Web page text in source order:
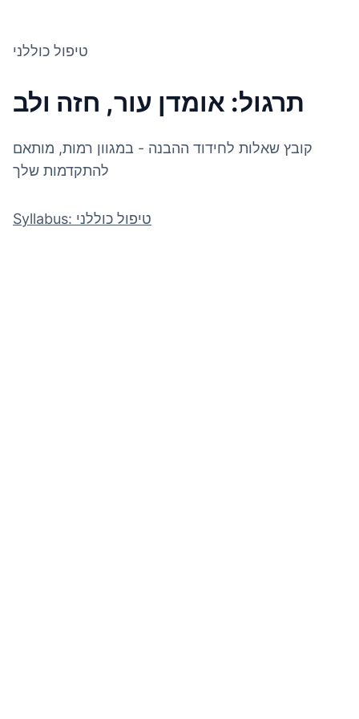
טיפול כוללני
תרגול: אומדן עור, חזה ולב
קובץ שאלות לחידוד ההבנה - במגוון רמות, מותאם
להתקדמות שלך
Syllabus: טיפול כוללני